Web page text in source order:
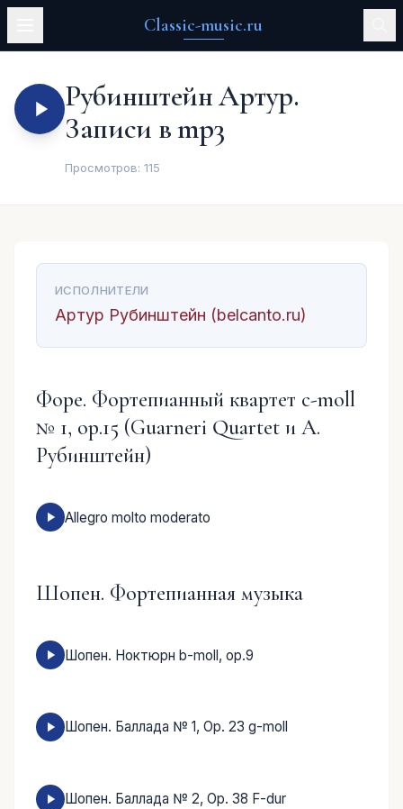
Classic-music.ru
Рубинштейн Артур.
Записи в mp3
Просмотров: 115
ИСПОЛНИТЕЛИ
Артур Рубинштейн (belcanto.ru)
Форе. Фортепианный квартет c-moll
№ 1, op.15 (Guarneri Quartet и А.
Рубинштейн)
Allegro molto moderato
Шопен. Фортепианная музыка
Шопен. Ноктюрн b-moll, ор.9
Шопен. Баллада № 1, Op. 23 g-moll
Шопен. Баллада № 2, Op. 38 F-dur